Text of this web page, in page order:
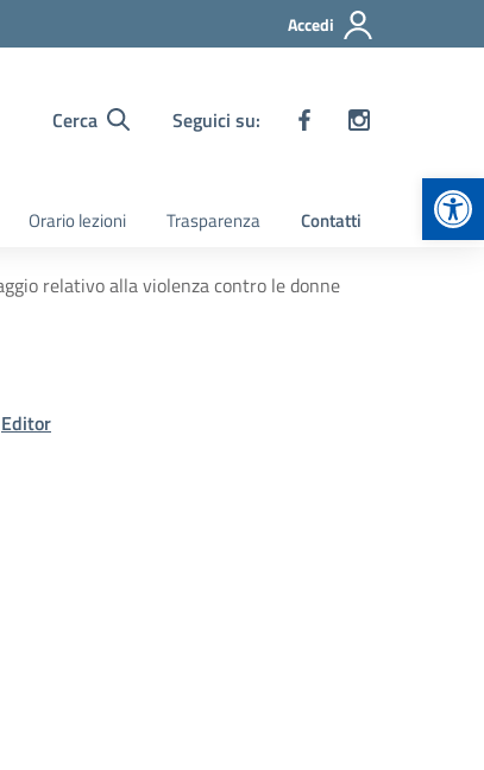
Accedi
Cerca Seguici su:
Orario lezioni Trasparenza Contatti
relativo alla violenza contro le donne
Editor